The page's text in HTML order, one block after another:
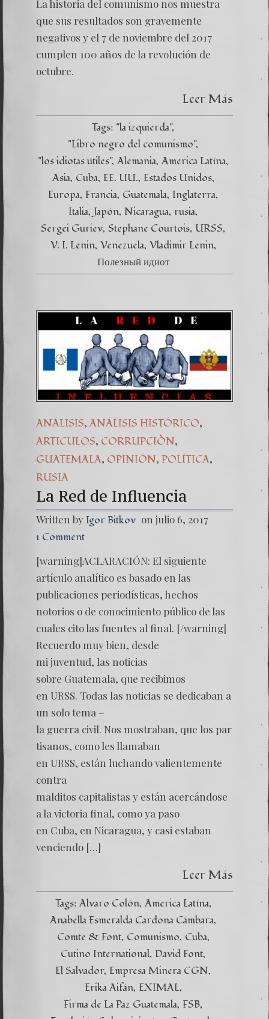
La historia del comunismo nos muestra
que sus resultados son gravemente
negativos y el 7 de noviembre del 2017
cumplen 100 años de la revolución de
octubre.
Leer Más
Tags: "la izquierda"
"Libro negro del comunismo"
"los idiotas útiles" Alemania America Latína
Asia Cuba EE. UU. Estados Unidos
Europa Francia Guatemala Inglaterra
Italia Japón Nicaragua rusia
Sergei Guriev Stephane Courtois URSS
V. I. Lenin Venezuela Vladimir Lenin
Полезный идиот
ANÁLISIS, ANÁLISIS HISTÓRICO,
ARTICULOS, CORRUPCIÒN,
GUATEMALA, OPINIÓN, POLÍTICA,
RUSIA
La Red de Influencia
Written by Igor Bitkov on julio 6, 2017
1 Comment
[warning]ACLARACIÓN: El siguiente
artículo analítico es basado en las
publicaciones periodísticas, hechos
notorios o de conocimiento público de las
cuales cito las fuentes al final. [/warning]
Recuerdo muy bien, desde
mi juventud, las noticias
sobre Guatemala, que recibimos
en URSS. Todas las noticias se dedicaban a
un solo tema –
la guerra civil. Nos mostraban, que los par
tisanos, como les llamaban
en URSS, están luchando valientemente
contra
malditos capitalistas y están acercándose
a la victoria final, como ya paso
en Cuba, en Nicaragua, y casi estaban
venciendo […]
Leer Más
Tags: Alvaro Colón America Latína
Anabella Esmeralda Cardona Cámbara
Comte & Font Comunismo Cuba
Cutino International David Font
El Salvador Empresa Minera CGN
Erika Aifán EXIMAL
Firma de La Paz Guatemala FSB